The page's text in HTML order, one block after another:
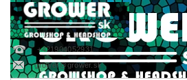
+421904052931
grower@grower.sk